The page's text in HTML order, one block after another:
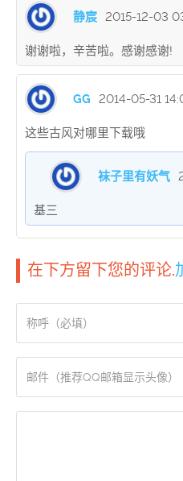
静宸 2015-12-03
谢谢啦，辛苦啦。感谢感谢!
GG 2014-05-31
这些古风对哪里下载哦
袜子里有妖气
基三
在下方留下您的评论.